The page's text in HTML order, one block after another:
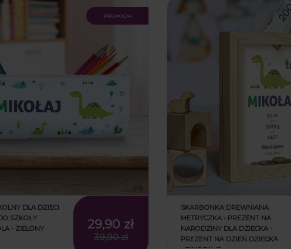
DLA DZIECI
SZKOŁY
- ZIELONY
29,90 zł
39,90 zł
promocja
SKARBONKA DREWNIANA
METRYCZKA - PREZENT NA
NARODZINY DLA DZIECKA -
PREZENT NA DZIEŃ DZIECKA